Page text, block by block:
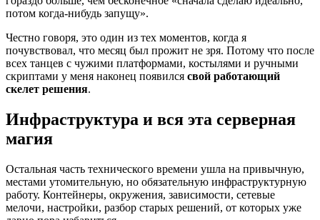
потом когда-нибудь запущу».
Честно говоря, это один из тех моментов, когда я
почувствовал, что месяц был прожит не зря. Потому что после
всех танцев с чужими платформами, костылями и ручными
скриптами у меня наконец появился свой работающий
скелет решения.
Инфраструктура и вся эта серверная
магия
Остальная часть технического времени ушла на привычную,
местами утомительную, но обязательную инфраструктурную
работу. Контейнеры, окружения, зависимости, сетевые
мелочи, настройки, разбор старых решений, от которых уже